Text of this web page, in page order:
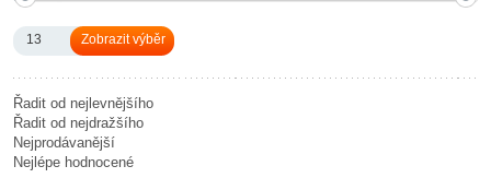
13
Řadit od nejlevnějšího
Řadit od nejdražšího
Nejprodávanější
Nejlépe hodnocené